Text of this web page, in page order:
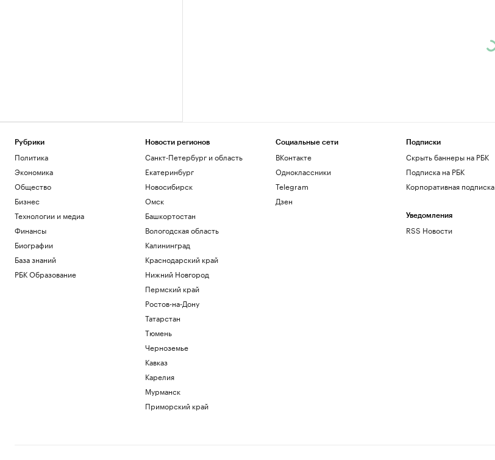
Рубрики
Политика
Экономика
Общество
Бизнес
Технологии и медиа
Финансы
Биографии
База знаний
РБК Образование
Новости регионов
Санкт-Петербург и область
Екатеринбург
Новосибирск
Омск
Башкортостан
Вологодская область
Калининград
Краснодарский край
Нижний Новгород
Пермский край
Ростов-на-Дону
Татарстан
Тюмень
Черноземье
Кавказ
Карелия
Мурманск
Приморский край
Социальные сети
ВКонтакте
Одноклассники
Telegram
Дзен
Подписки
Скрыть баннеры на РБК
Подписка на РБК
Корпоративная подписка
Уведомления
RSS Новости